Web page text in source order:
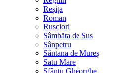
Reșița
Roman
Rusciori
Sâmbăta de Sus
Sânpetru
Sântana de Mureș
Satu Mare
Sfântu Gheorghe